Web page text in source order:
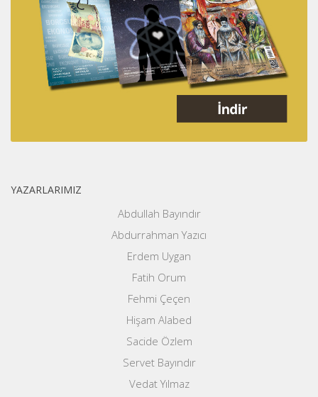
YAZARLARIMIZ
Abdullah Bayındır
Abdurrahman Yazıcı
Erdem Uygan
Fatih Orum
Fehmi Çeçen
Hişam Alabed
Sacide Özlem
Servet Bayındır
Vedat Yılmaz